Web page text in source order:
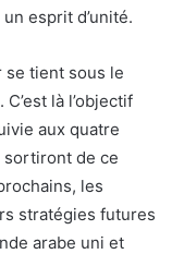
esprit d’unité.
se tient sous le
là l’objectif
aux quatre
sortiront de ce
les
stratégies futures
arabe uni et